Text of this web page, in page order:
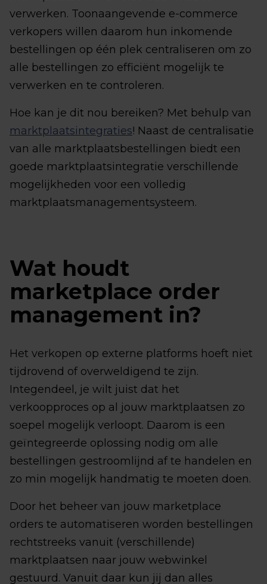
verwerken. Toonaangevende e-commerce
verkopers willen daarom hun inkomende
bestellingen op één plek centraliseren om zo
alle bestellingen zo efficiënt mogelijk te
verwerken en te controleren.
Hoe kan je dit nou bereiken? Met behulp van
marktplaatsintegraties! Naast de centralisatie
van alle marktplaatsbestellingen biedt een
goede marktplaatsintegratie verschillende
mogelijkheden voor een volledig
marktplaatsmanagementsysteem.
Wat houdt
marketplace order
management in?
Het verkopen op externe platforms hoeft niet
tijdrovend of overweldigend te zijn.
Integendeel, je wilt juist dat het
verkoopproces op al jouw marktplaatsen zo
soepel mogelijk verloopt. Daarom is een
geïntegreerde oplossing nodig om alle
bestellingen gestroomlijnd af te handelen en
zo min mogelijk handmatig te moeten doen.
Door het beheer van jouw marketplace
orders te automatiseren worden bestellingen
rechtstreeks vanuit (verschillende)
marktplaatsen naar jouw webwinkel
gestuurd. Vanuit daar kun jij dan alles